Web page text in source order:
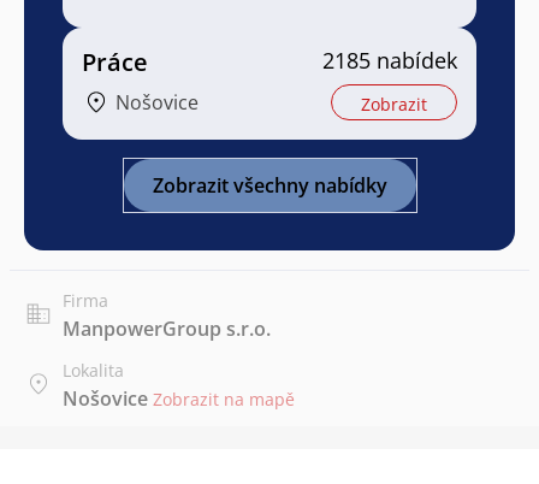
Práce
Nošovice
2185 nabídek
Zobrazit
Zobrazit všechny nabídky
Firma
ManpowerGroup s.r.o.
Lokalita
Nošovice Zobrazit na mapě